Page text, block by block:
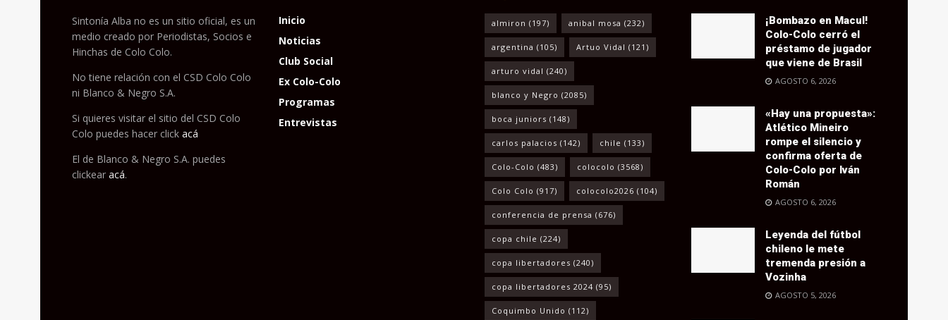
Sintonía Alba no es un sitio oficial, es un
medio creado por Periodistas, Socios e
Hinchas de Colo Colo.
No tiene relación con el CSD Colo Colo
ni Blanco & Negro S.A.
Si quieres visitar el sitio del CSD Colo
Colo puedes hacer click acá
El de Blanco & Negro S.A. puedes
clickear acá.
Inicio
Noticias
Club Social
Ex Colo-Colo
Programas
Entrevistas
almiron (197) anibal mosa (232)
argentina (105) Artuo Vidal (121)
arturo vidal (240)
blanco y Negro (2085)
boca juniors (148)
carlos palacios (142) chile (133)
Colo-Colo (483) colocolo (3568)
Colo Colo (917) colocolo2026 (104)
conferencia de prensa (676)
copa chile (224)
copa libertadores (240)
copa libertadores 2024 (95)
Coquimbo Unido (112)
¡Bombazo en Macul!
Colo-Colo cerró el
préstamo de jugador
que viene de Brasil
AGOSTO 6, 2026
«Hay una propuesta»:
Atlético Mineiro
rompe el silencio y
confirma oferta de
Colo-Colo por Iván
Román
AGOSTO 6, 2026
Leyenda del fútbol
chileno le mete
tremenda presión a
Vozinha
AGOSTO 5, 2026